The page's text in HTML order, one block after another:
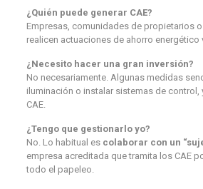
¿Quién puede generar CAE?
Empresas, comunidades de propietarios
realicen actuaciones de ahorro energético
¿Necesito hacer una gran inversión?
No necesariamente. Algunas medidas
iluminación o instalar sistemas de control,
CAE.
¿Tengo que gestionarlo yo?
No. Lo habitual es colaborar con un
empresa acreditada que tramita los CAE
todo el papeleo.